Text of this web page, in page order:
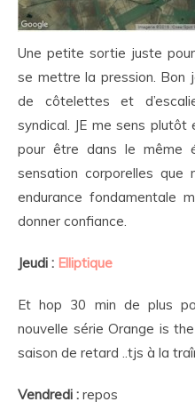
Une petite sortie juste
se mettre la pression. Bon
de côtelettes et
syndical. JE me sens
pour être dans le même
sensation corporelles que
endurance fondamentale
donner confiance.
Jeudi : Elliptique
Et hop 30 min de plus
nouvelle série Orange is
saison de retard ..tjs à la
Vendredi : repos